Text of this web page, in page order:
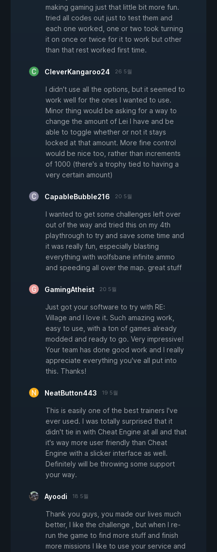
making gaming just that little bit more fun.
tried all codes out just to test them and
each one worked, one or two took turning
it on once or twice for it to work but other
than that rest worked first time.
CleverKangaroo24 26 5월
I didn't use all the options, but it seemed to
work well for the ones I wanted to use.
Minor thing would be asking for a way to
change the amount of Lei I have and be
able to toggle whether or not it stays
locked at that amount. More fine control
would be nice too, rather than increments
of 1000 (there's a trophy tied to having a
very certain amount)
CapableBubble216 20 5월
I wanted to get some challenges left over
out of the way and tried this on my 4th
playthrough to try and save some time and
it was really fun, especially blasting
everything with wolfsbane infinite ammo
and speeding all over the map. great stuff
GamingAtheist 20 5월
Just got your software to try with RE:
Village and I love it. Such amazing work,
easy to use, with a ton of games already
modded and ready to go. Very impressive!
Your team has done good work and I really
appreciate everything you've all put into
this. Thanks!
NeatButton443 19 5월
This is easily one of the best trainers I've
ever used. I was totally surprised that it
didn't tie in with Cheat Engine at all and that
it's way more user friendly than Cheat
Engine with a slicker interface as well.
Definitely will be throwing some support
your way.
Ayoodi 18 5월
Thank you guys, you made our lives much
better, I like the challenge , but when I re-
run the game to find more stuff and finish
more missions I like to use your service and